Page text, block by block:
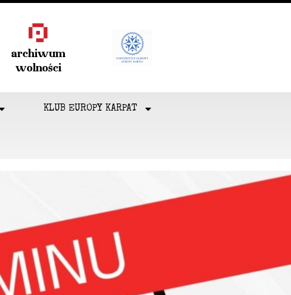
archiwum
wolności
KLUB EUROPY KARPAT